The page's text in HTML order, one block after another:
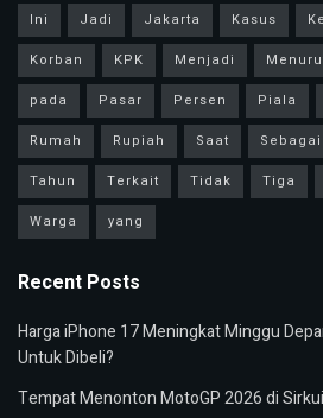
Ini
Jadi Jakarta Kasus
Korban
KPK Menjadi
pada
Pasar Persen Piala
Rumah
Rupiah Saat Sebagai
Tahun
Terkait Tidak Tiga
Warga
yang
Recent Posts
Harga iPhone 17 Meningkat Minggu
Untuk Dibeli?
Tempat Menonton MotoGP 2026 di